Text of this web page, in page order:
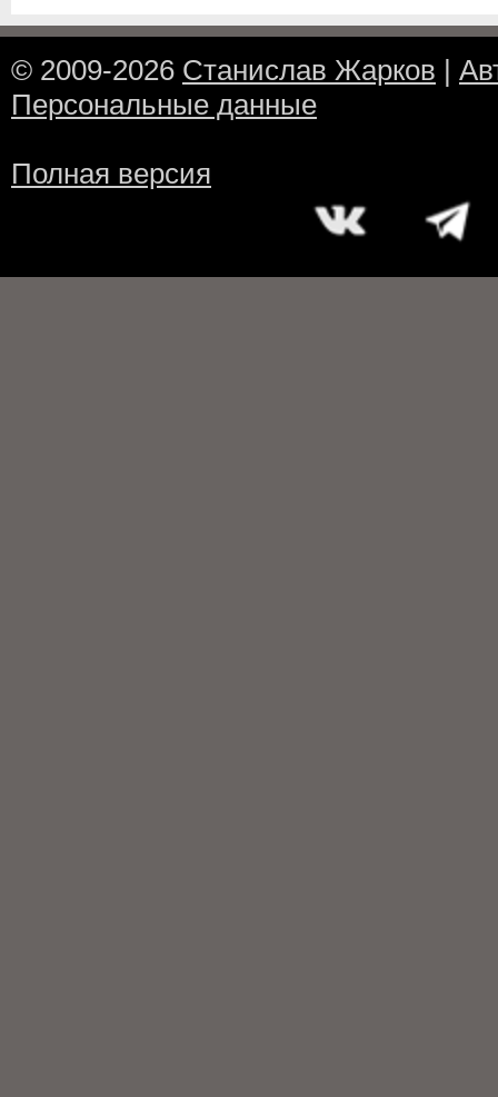
© 2009-2026 Станислав Жарков |
Персональные данные
Полная версия